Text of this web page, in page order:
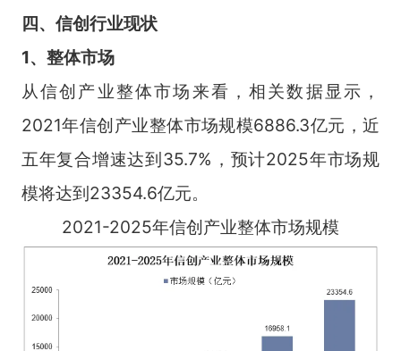
四、信创行业现状
1、整体市场
从信创产业整体市场来看，相关数据显示，
2021年信创产业整体市场规模6886.3亿元，近
五年复合增速达到35.7%，预计2025年市场规
模将达到23354.6亿元。
2021-2025年信创产业整体市场规模